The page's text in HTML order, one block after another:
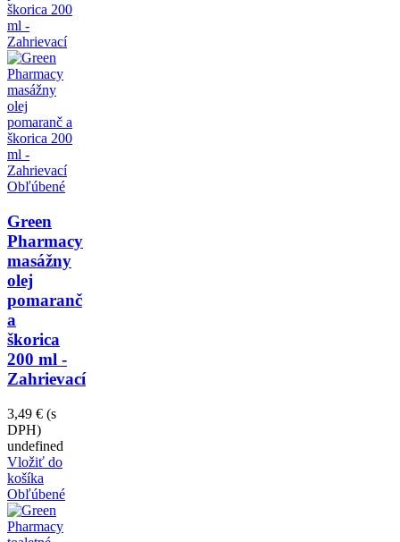
Obľúbené
Green
Pharmacy
masážny
olej
pomaranč
a
škorica
200 ml -
Zahrievací
3,49 € (s
DPH)
undefined
Vložiť do
košíka
Obľúbené